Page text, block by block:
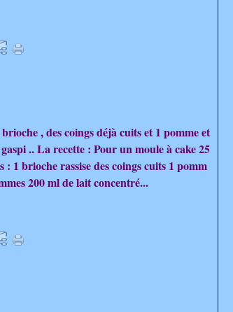
, des coings déjà cuits et 1 pomme et
.. La recette : Pour un moule à cake 25
1 brioche rassise des coings cuits 1 pomm
200 ml de lait concentré...